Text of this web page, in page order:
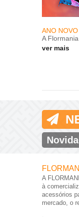
ANO NOVO
A
ver mais
A
à
acessórios
mercado, o